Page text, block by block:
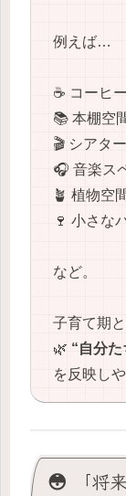
例えば…
☕ コーヒ
📚 本棚空
🎬 シアタ
🎧 音楽ス
🪴 植物空
🍷 小さな
など。
子育て期
🌿 “自分
を反映しや
😳 「将